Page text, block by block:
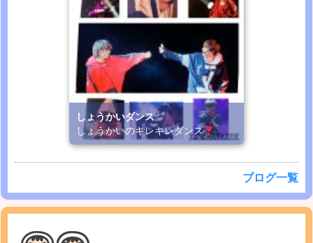
しょうかいダンス
しょうかいのキレキレダンス
ブログ一覧